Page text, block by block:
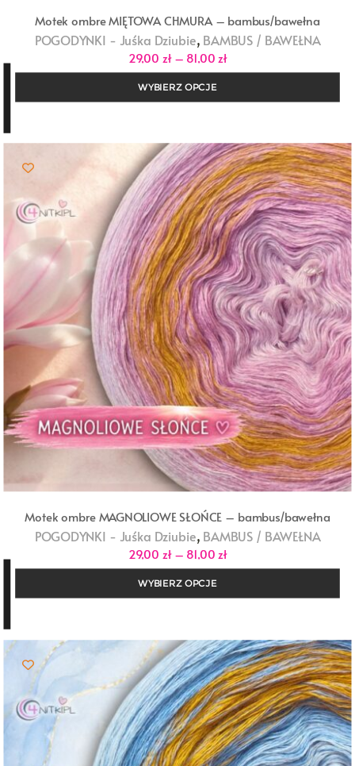
Motek ombre MIĘTOWA CHMURA – bambus/bawełna
POGODYNKI - Juśka Dziubie, BAMBUS / BAWEŁNA
29,00 zł – 81,00 złZakres
cen:
do
WYBIERZ OPCJE
Motek ombre MAGNOLIOWE SŁOŃCE – bambus/bawełna
POGODYNKI - Juśka Dziubie, BAMBUS / BAWEŁNA
29,00 zł – 81,00 złZakres
cen:
do
WYBIERZ OPCJE